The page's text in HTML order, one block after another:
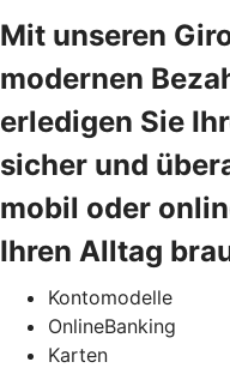
Mit unseren
modernen
erledigen Sie
sicher und
mobil oder
Ihren Alltag
Kontomodelle
OnlineBanking
Karten